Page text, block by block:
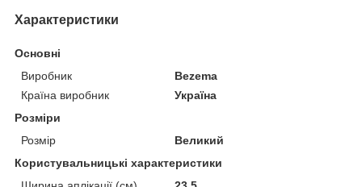
Характеристики
Основні
Виробник
Bezema
Країна виробник
Україна
Розміри
Розмір
Великий
Користувальницькі характеристики